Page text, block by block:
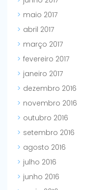
maio 2017
abril 2017
março 2017
fevereiro 2017
janeiro 2017
dezembro 2016
novembro 2016
outubro 2016
setembro 2016
agosto 2016
julho 2016
junho 2016